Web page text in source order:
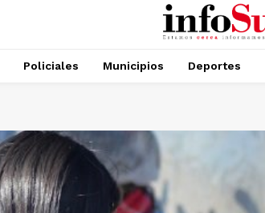
Policiales Municipios Deportes